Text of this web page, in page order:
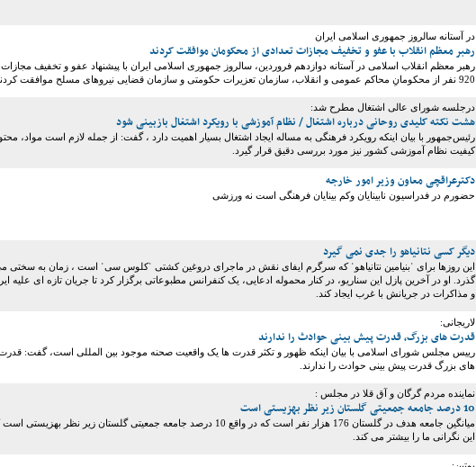
در آستانه سالروز جمهوری اسلامی ایران
رهبر معظم انقلاب با عفو و تخفیف مجازات تعدادی از محکومان موافقت کردند
رهبر معظم انقلاب اسلامی در آستانه دوازدهم فروردین، سالروز جمهوری اسلامی ایران با پیشنهاد عفو و تخفیف مجازات
920 نفر از محکومانِ محاکم عمومی و انقلاب، سازمان تعزیرات حکومتی و سازمان قضایی نیروهای مسلح موافقت کردند.
درجلسه شورای عالی اشتغال مطرح شد:
هشت نکته کلیدی روحانی درباره اشتغال / نظام آموزشی با رویکرد اشتغال بازبینی شود
رئیس‌جمهور با بیان اینکه رویکرد فرهنگی به مساله ایجاد اشتغال بسیار اهمیت دارد ، گفت: از جمله لازم است مواد،
کیفیت نظام آموزشی کشور نیز مورد بررسی دقیق قرار گیرد.
دکترعراقچی معاون وزیر امور خارجه
حضورم در فدراسیون نابینایان وکم بینایان فرهنگی است نه ورزشی
دیگر کسی نتانیاهو را جدی نمی گیرد
این روزها برای ˈبنیامین نتانیاهوˈ که سرگرم ایفای نقش در ماجرای دروغین کشتی ˈکلوس سیˈ است ، زمان به سختی
گذرد. او در آخرین پازل این سناریو، در کنار محموله ادعایی، یک کنفرانس مطبوعاتی برگزار کرد تا جریان تازه ای علیه
و مذاکرات در جریانش با غرب ایجاد کند.
لاریجانی:
قدرت های بزرگ، قدرت پیش بینی حوادث را ندارند
رییس مجلس شورای اسلامی با بیان اینکه ظهور و تکثر قدرت ها یک واقعیت صحنه موجود بین المللی است، گفت:
های بزرگ قدرت پیش بینی حوادث را ندارند.
نماینده مردم گرگان و آق قلا در مجلس :
10 درصد جامعه جمعیتی گلستان زیر نظر بهزیستی است
میانگین جامعه هدف در گلستان 176 هزار نفر است که در واقع 10 درصد جامعه جمعیتی گلستان زیر نظر بهزیستی
این نگرانی ما را بیشتر می‎ کند.